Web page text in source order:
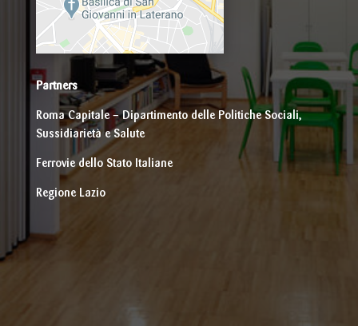
Partners
Roma Capitale – Dipartimento delle Politiche Sociali,
Sussidiarietà e Salute
Ferrovie dello Stato Italiane
Regione Lazio